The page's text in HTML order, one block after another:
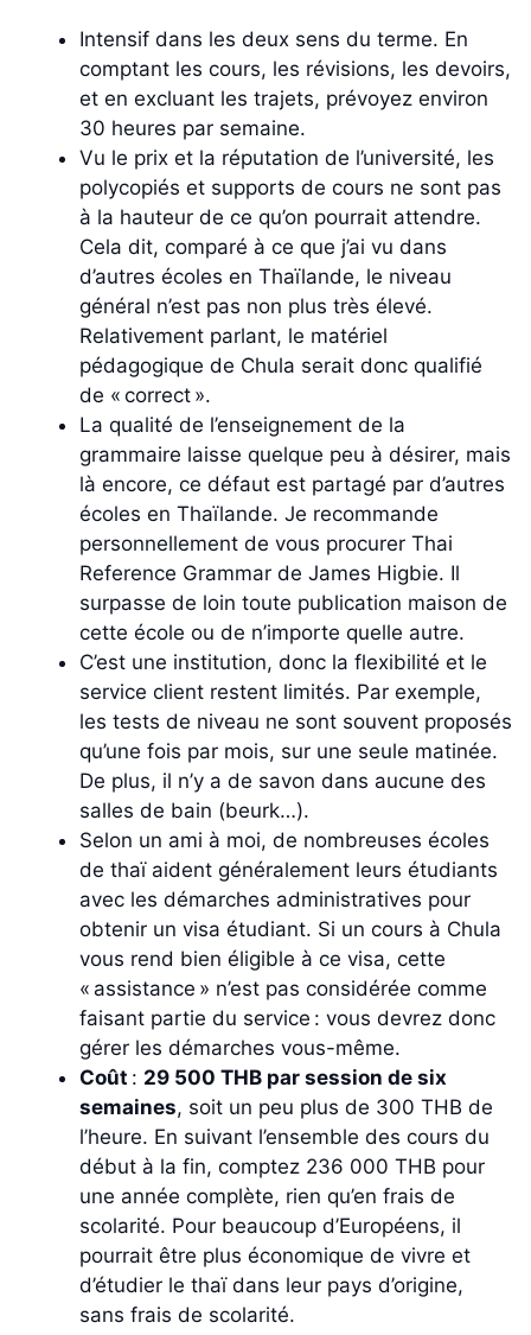
Intensif dans les deux sens du terme. En
comptant les cours, les révisions, les devoirs,
et en excluant les trajets, prévoyez environ
30 heures par semaine.
Vu le prix et la réputation de l’université, les
polycopiés et supports de cours ne sont pas
à la hauteur de ce qu’on pourrait attendre.
Cela dit, comparé à ce que j’ai vu dans
d’autres écoles en Thaïlande, le niveau
général n’est pas non plus très élevé.
Relativement parlant, le matériel
pédagogique de Chula serait donc qualifié
de « correct ».
La qualité de l’enseignement de la
grammaire laisse quelque peu à désirer, mais
là encore, ce défaut est partagé par d’autres
écoles en Thaïlande. Je recommande
personnellement de vous procurer Thai
Reference Grammar de James Higbie. Il
surpasse de loin toute publication maison de
cette école ou de n’importe quelle autre.
C’est une institution, donc la flexibilité et le
service client restent limités. Par exemple,
les tests de niveau ne sont souvent proposés
qu’une fois par mois, sur une seule matinée.
De plus, il n’y a de savon dans aucune des
salles de bain (beurk…).
Selon un ami à moi, de nombreuses écoles
de thaï aident généralement leurs étudiants
avec les démarches administratives pour
obtenir un visa étudiant. Si un cours à Chula
vous rend bien éligible à ce visa, cette
« assistance » n’est pas considérée comme
faisant partie du service : vous devrez donc
gérer les démarches vous-même.
Coût : 29 500 THB par session de six
semaines, soit un peu plus de 300 THB de
l’heure. En suivant l’ensemble des cours du
début à la fin, comptez 236 000 THB pour
une année complète, rien qu’en frais de
scolarité. Pour beaucoup d’Européens, il
pourrait être plus économique de vivre et
d’étudier le thaï dans leur pays d’origine,
sans frais de scolarité.